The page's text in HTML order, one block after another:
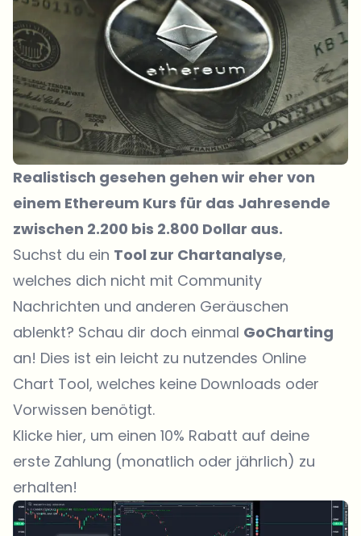
Realistisch gesehen gehen wir eher von
einem Ethereum Kurs für das Jahresende
zwischen 2.200 bis 2.800 Dollar aus.
Suchst du ein Tool zur Chartanalyse,
welches dich nicht mit Community
Nachrichten und anderen Geräuschen
ablenkt? Schau dir doch einmal GoCharting
an! Dies ist ein leicht zu nutzendes Online
Chart Tool, welches keine Downloads oder
Vorwissen benötigt.
Klicke hier, um einen 10% Rabatt auf deine
erste Zahlung (monatlich oder jährlich) zu
erhalten!